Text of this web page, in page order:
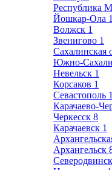
Республика
Йошкар-Ола
Волжск 1
Звенигово 1
Сахалинская
Южно-
Невельск 1
Корсаков 1
Севастополь
Карачаево-
Черкесск 8
Карачаевск 1
Архангельск
Северодвинск